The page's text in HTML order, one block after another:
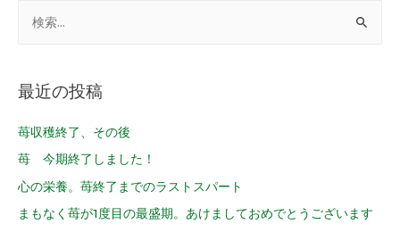
最近の投稿
苺収穫終了、その後
苺 今期終了しました！
心の栄養。苺終了までのラストスパート
まもなく苺が1度目の最盛期。あけましておめでとうございます